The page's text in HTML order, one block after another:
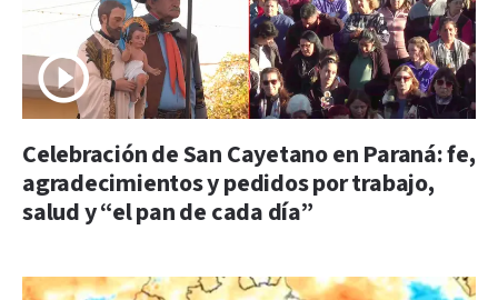
Celebración de San Cayetano en Paraná: fe,
agradecimientos y pedidos por trabajo,
salud y “el pan de cada día”